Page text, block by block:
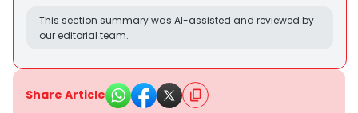
This section summary was AI-assisted and reviewed by
our editorial team.
Share Article